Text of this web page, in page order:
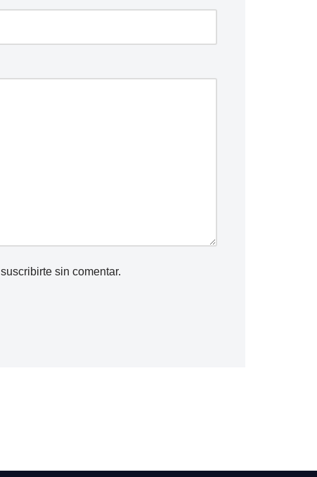
suscribirte sin comentar.